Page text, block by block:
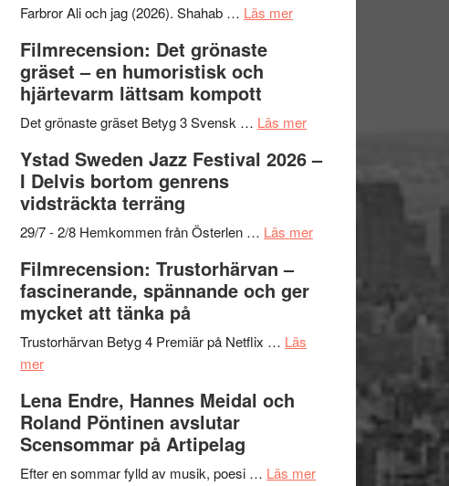
Want
Believe
–
Vrach
Frankenshtey
med
och
Scully
presenterar
årets
Farbror Ali och jag (2026). Shahab … Läs merom
Filmstadens
stipendium
Filmrecension: Det grönaste
gräset – en humoristisk och
hjärtevarm lättsam kompott
Det grönaste gräset Betyg 3 Svensk … Läs merom
Det
–
och
Ystad Sweden Jazz Festival 2026 –
I Delvis bortom genrens
vidsträckta terräng
29/7 - 2/8 Hemkommen från Österlen … Läs merom
vidsträckta
Filmrecension: Trustorhärvan –
fascinerande, spännande och ger
mycket att tänka på
Trustorhärvan Betyg 4 Premiär på Netflix … Läs
merom
Trustorhärvan
–
fascinerande,
spännande
Lena Endre, Hannes Meidal och
Roland Pöntinen avslutar
Scensommar på Artipelag
Efter en sommar fylld av musik, poesi … Läs merom